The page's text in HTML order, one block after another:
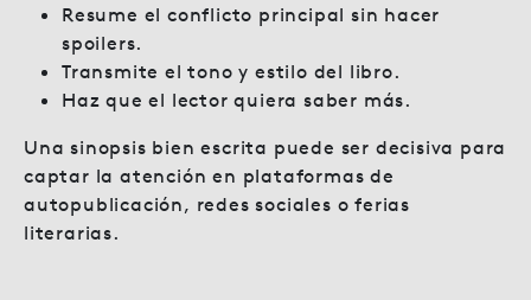
Resume el conflicto principal sin hacer
spoilers.
Transmite el tono y estilo del libro.
Haz que el lector quiera saber más.
Una sinopsis bien escrita puede ser decisiva para
captar la atención en plataformas de
autopublicación, redes sociales o ferias
literarias.